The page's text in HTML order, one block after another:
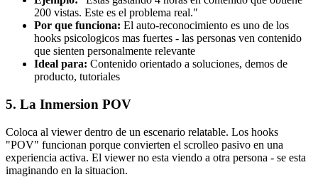
200 vistas. Este es el problema real."
Por que funciona: El auto-reconocimiento es uno de los
hooks psicologicos mas fuertes - las personas ven contenido
que sienten personalmente relevante
Ideal para: Contenido orientado a soluciones, demos de
producto, tutoriales
5. La Inmersion POV
Coloca al viewer dentro de un escenario relatable. Los hooks
"POV" funcionan porque convierten el scrolleo pasivo en una
experiencia activa. El viewer no esta viendo a otra persona - se esta
imaginando en la situacion.